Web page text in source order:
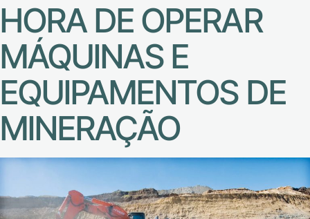
HORA DE OPERAR
MÁQUINAS E
EQUIPAMENTOS DE
MINERAÇÃO